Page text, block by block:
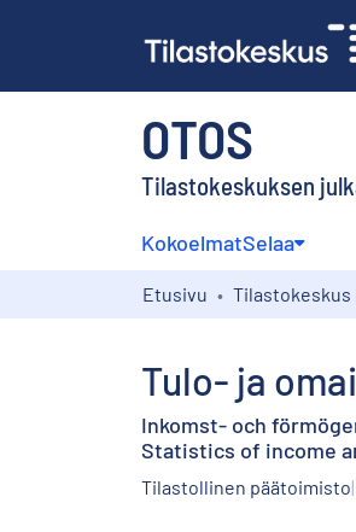
OTOS
Tilastokeskuksen
KokoelmatSelaa
Etusivu Tilastokeskus
Tulo- ja
Inkomst- och
Statistics of income
Tilastollinen päätoimisto